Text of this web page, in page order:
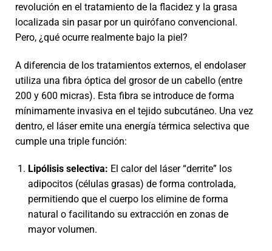
revolución en el tratamiento de la flacidez y la grasa
localizada sin pasar por un quirófano convencional.
Pero, ¿qué ocurre realmente bajo la piel?
A diferencia de los tratamientos externos, el endolaser
utiliza una fibra óptica del grosor de un cabello (entre
200 y 600 micras). Esta fibra se introduce de forma
mínimamente invasiva en el tejido subcutáneo. Una vez
dentro, el láser emite una energía térmica selectiva que
cumple una triple función:
Lipólisis selectiva: El calor del láser “derrite” los
adipocitos (células grasas) de forma controlada,
permitiendo que el cuerpo los elimine de forma
natural o facilitando su extracción en zonas de
mayor volumen.